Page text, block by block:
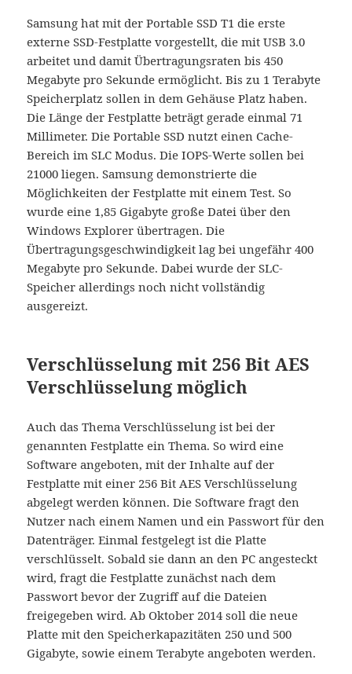
Samsung hat mit der Portable SSD T1 die erste
externe SSD-Festplatte vorgestellt, die mit USB 3.0
arbeitet und damit Übertragungsraten bis 450
Megabyte pro Sekunde ermöglicht. Bis zu 1 Terabyte
Speicherplatz sollen in dem Gehäuse Platz haben.
Die Länge der Festplatte beträgt gerade einmal 71
Millimeter. Die Portable SSD nutzt einen Cache-
Bereich im SLC Modus. Die IOPS-Werte sollen bei
21000 liegen. Samsung demonstrierte die
Möglichkeiten der Festplatte mit einem Test. So
wurde eine 1,85 Gigabyte große Datei über den
Windows Explorer übertragen. Die
Übertragungsgeschwindigkeit lag bei ungefähr 400
Megabyte pro Sekunde. Dabei wurde der SLC-
Speicher allerdings noch nicht vollständig
ausgereizt.
Verschlüsselung mit 256 Bit AES
Verschlüsselung möglich
Auch das Thema Verschlüsselung ist bei der
genannten Festplatte ein Thema. So wird eine
Software angeboten, mit der Inhalte auf der
Festplatte mit einer 256 Bit AES Verschlüsselung
abgelegt werden können. Die Software fragt den
Nutzer nach einem Namen und ein Passwort für den
Datenträger. Einmal festgelegt ist die Platte
verschlüsselt. Sobald sie dann an den PC angesteckt
wird, fragt die Festplatte zunächst nach dem
Passwort bevor der Zugriff auf die Dateien
freigegeben wird. Ab Oktober 2014 soll die neue
Platte mit den Speicherkapazitäten 250 und 500
Gigabyte, sowie einem Terabyte angeboten werden.